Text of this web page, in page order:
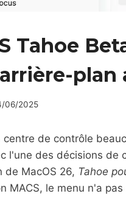
Tahoe
plan
06/2025
centre de contrôle
l'une des décisions de
de MacOS 26, Tahoe
MACS, le menu n'a